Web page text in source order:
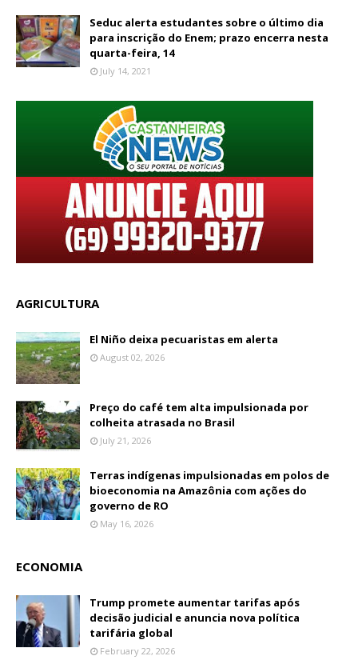
Seduc alerta estudantes sobre o último dia
para inscrição do Enem; prazo encerra nesta
quarta-feira, 14
July 14, 2021
AGRICULTURA
El Niño deixa pecuaristas em alerta
August 02, 2026
Preço do café tem alta impulsionada por
colheita atrasada no Brasil
July 21, 2026
Terras indígenas impulsionadas em polos de
bioeconomia na Amazônia com ações do
governo de RO
May 16, 2026
ECONOMIA
Trump promete aumentar tarifas após
decisão judicial e anuncia nova política
tarifária global
February 22, 2026